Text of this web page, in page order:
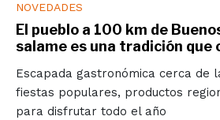
NOVEDADES
El pueblo a 100 km de
salame es una tradición que
Escapada gastronómica cerca de
fiestas populares, productos
para disfrutar todo el año